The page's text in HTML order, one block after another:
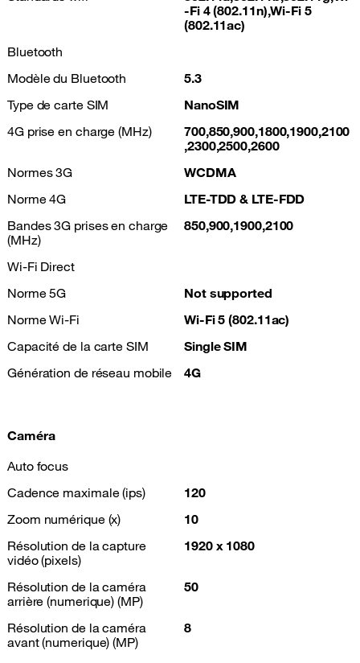
-Fi 4 (802.11n),Wi-Fi 5
(802.11ac)
Bluetooth
Modèle du Bluetooth
5.3
Type de carte SIM
NanoSIM
4G prise en charge (MHz)
700,850,900,1800,1900,2100
,2300,2500,2600
Normes 3G
WCDMA
Norme 4G
LTE-TDD & LTE-FDD
Bandes 3G prises en charge
(MHz)
850,900,1900,2100
Wi-Fi Direct
Norme 5G
Not supported
Norme Wi-Fi
Wi-Fi 5 (802.11ac)
Capacité de la carte SIM
Single SIM
Génération de réseau mobile
4G
Caméra
Auto focus
Cadence maximale (ips)
120
Zoom numérique (x)
10
Résolution de la capture
vidéo (pixels)
1920 x 1080
Résolution de la caméra
arrière (numerique) (MP)
50
Résolution de la caméra
avant (numerique) (MP)
8